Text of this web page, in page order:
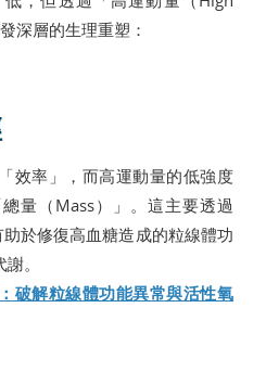
深層的生理重塑：
效率」，而高運動量的低強度
量（Mass）」。這主要透過
於修復高血糖造成的粒線體功
。
破解粒線體功能異常與活性氧